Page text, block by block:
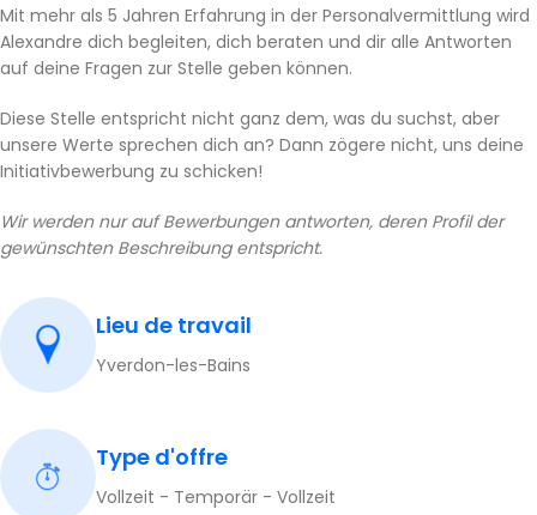
Mit mehr als 5 Jahren Erfahrung in der Personalvermittlung wird
Alexandre dich begleiten, dich beraten und dir alle Antworten
auf deine Fragen zur Stelle geben können.
Diese Stelle entspricht nicht ganz dem, was du suchst, aber
unsere Werte sprechen dich an? Dann zögere nicht, uns deine
Initiativbewerbung zu schicken!
Wir werden nur auf Bewerbungen antworten, deren Profil der
gewünschten Beschreibung entspricht.
Lieu de travail
Yverdon-les-Bains
Type d'offre
Vollzeit - Temporär - Vollzeit